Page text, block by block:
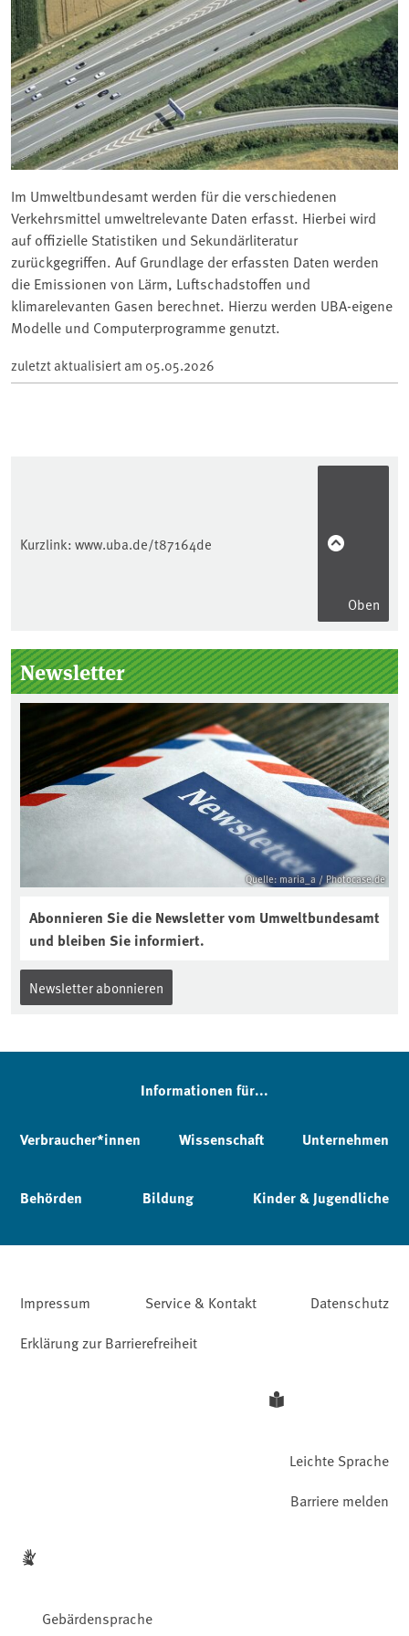
Im Umweltbundesamt werden für die verschiedenen
Verkehrsmittel umweltrelevante Daten erfasst. Hierbei wird
auf offizielle Statistiken und Sekundärliteratur
zurückgegriffen. Auf Grundlage der erfassten Daten werden
die Emissionen von Lärm, Luftschadstoffen und
klimarelevanten Gasen berechnet. Hierzu werden UBA-eigene
Modelle und Computerprogramme genutzt.
zuletzt aktualisiert am 05.05.2026
Kurzlink: www.uba.de/t87164de
Oben
Seitenleiste
Newsletter
Quelle: maria_a / Photocase.de
Abonnieren Sie die Newsletter vom Umweltbundesamt
und bleiben Sie informiert.
Newsletter abonnieren
Informationen für...
Verbraucher*innen Wissenschaft Unternehmen
Behörden Bildung Kinder & Jugendliche
Impressum Service & Kontakt
Datenschutz
Erklärung zur Barrierefreiheit
Leichte Sprache
Gebärdensprache
Barriere melden